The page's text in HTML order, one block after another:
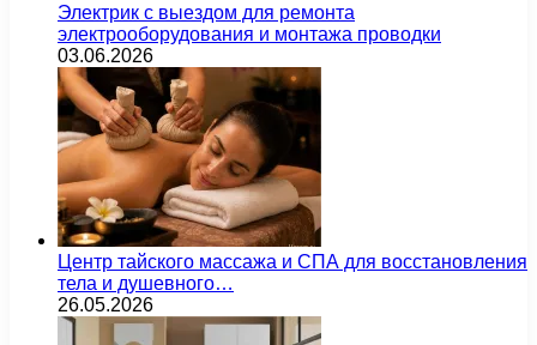
Электрик с выездом для ремонта
электрооборудования и монтажа проводки
03.06.2026
Центр тайского массажа и СПА для восстановления
тела и душевного…
26.05.2026